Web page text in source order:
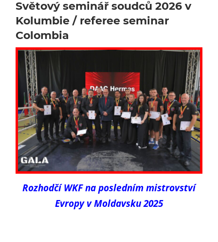
Světový seminář soudců 2026 v
Kolumbie / referee seminar
Colombia
Rozhodčí WKF na posledním mistrovství
Evropy v Moldavsku 2025